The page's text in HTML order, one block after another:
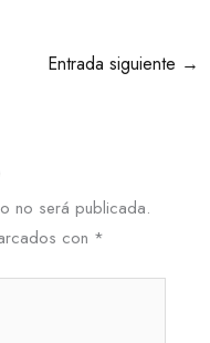
Entrada siguiente →
no será publicada.
con *